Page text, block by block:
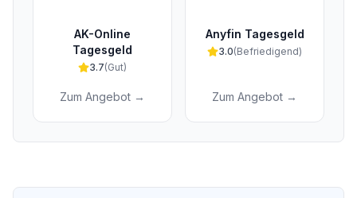
AK-Online
Tagesgeld
3.7(Gut)
Zum Angebot →
Anyfin Tagesgeld
3.0(Befriedigend)
Zum Angebot →